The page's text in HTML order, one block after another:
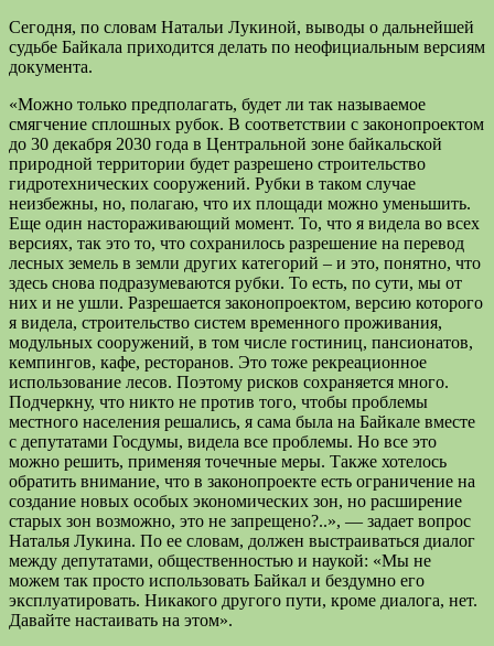
Сегодня, по словам Натальи Лукиной, выводы о дальнейшей
судьбе Байкала приходится делать по неофициальным версиям
документа.
«Можно только предполагать, будет ли так называемое
смягчение сплошных рубок. В соответствии с законопроектом
до 30 декабря 2030 года в Центральной зоне байкальской
природной территории будет разрешено строительство
гидротехнических сооружений. Рубки в таком случае
неизбежны, но, полагаю, что их площади можно уменьшить.
Еще один настораживающий момент. То, что я видела во всех
версиях, так это то, что сохранилось разрешение на перевод
лесных земель в земли других категорий – и это, понятно, что
здесь снова подразумеваются рубки. То есть, по сути, мы от
них и не ушли. Разрешается законопроектом, версию которого
я видела, строительство систем временного проживания,
модульных сооружений, в том числе гостиниц, пансионатов,
кемпингов, кафе, ресторанов. Это тоже рекреационное
использование лесов. Поэтому рисков сохраняется много.
Подчеркну, что никто не против того, чтобы проблемы
местного населения решались, я сама была на Байкале вместе
с депутатами Госдумы, видела все проблемы. Но все это
можно решить, применяя точечные меры. Также хотелось
обратить внимание, что в законопроекте есть ограничение на
создание новых особых экономических зон, но расширение
старых зон возможно, это не запрещено?..», — задает вопрос
Наталья Лукина. По ее словам, должен выстраиваться диалог
между депутатами, общественностью и наукой: «Мы не
можем так просто использовать Байкал и бездумно его
эксплуатировать. Никакого другого пути, кроме диалога, нет.
Давайте настаивать на этом».